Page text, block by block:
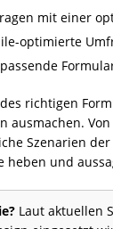
mit einer
optimierte
richtigen
ausmachen.
Szenarien
heben und
Laut aktuellen